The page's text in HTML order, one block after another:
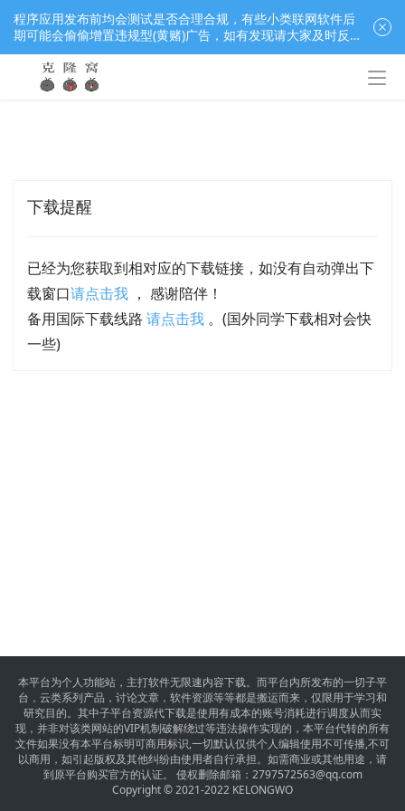
下载提醒
已经为您获取到相对应的下载链接，如没有自动弹出下
载窗口请点击我 ， 感谢陪伴！
备用国际下载线路 请点击我 。(国外同学下载相对会快
一些)
本平台为个人功能站，主打软件无限速内容下载。而平台内所发布的一切子平
台，云类系列产品，讨论文章，软件资源等等都是搬运而来，仅限用于学习和
研究目的。其中子平台资源代下载是使用有成本的账号消耗进行调度从而实
现，并非对该类网站的VIP机制破解绕过等违法操作实现的，本平台代转的所有
文件如果没有本平台标明可商用标识,一切默认仅供个人编辑使用不可传播,不可
以商用，如引起版权及其他纠纷由使用者自行承担。如需商业或其他用途，请
到原平台购买官方的认证。 侵权删除邮箱： 2797572563@qq.com
Copyright © 2021-2022 KELONGWO
程序应用发布前均会测试是否合理合规，有些小类联网软件后
期可能会偷偷增置违规型(黄赌)广告，如有发现请大家及时反
馈窝长进行处理，共同监督维护良好的程序应用下载社区！